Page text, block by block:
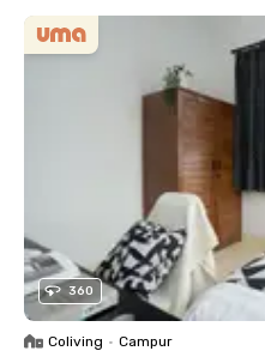
360
Coliving • Campur